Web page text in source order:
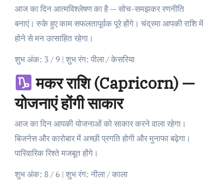
आज का दिन आत्मविश्लेषण का है — सोच-समझकर रणनीति
बनाएं। रुके हुए काम सफलतापूर्वक पूरे होंगे। चंद्रमा आपकी राशि में
होने से मन उत्साहित रहेगा।
शुभ अंक: 3 / 9 | शुभ रंग: पीला / केसरिया
मकर राशि (Capricorn) —
योजनाएं होंगी साकार
आज का दिन आपकी योजनाओं को साकार करने वाला रहेगा।
बिजनेस और कारोबार में अच्छी प्रगति होगी और मुनाफा बढ़ेगा।
पारिवारिक रिश्ते मजबूत होंगे।
शुभ अंक: 8 / 6 | शुभ रंग: नीला / काला